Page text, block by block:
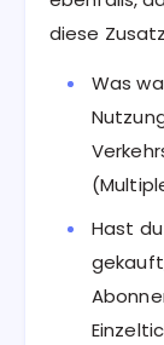
diese
Was
Hast